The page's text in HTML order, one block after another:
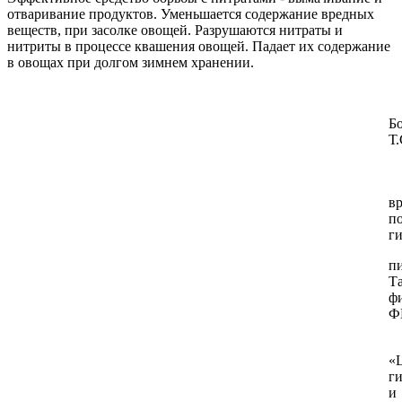
отваривание продуктов. Уменьшается содержание вредных
веществ, при засолке овощей. Разрушаются нитраты и
нитриты в процессе квашения овощей. Падает их содержание
в овощах при долгом зимнем хранении.
и